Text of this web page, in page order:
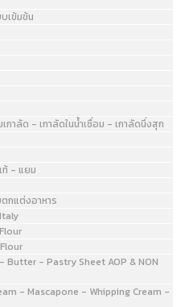
เข้มข้น
กาลัด - เกาลัดในน้ำเชื่อม - เกาลัดนึ่งสุก
ท้ - แยม
กแต่งอาหาร
Butter - Pastry Sheet AOP & NON
- Mascapone - Whipping Cream -